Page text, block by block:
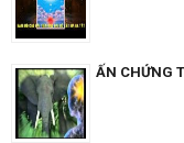
ẤN CHỨNG